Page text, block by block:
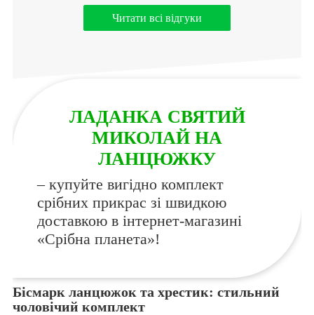
Читати всі відгуки
ЛАДАНКА СВЯТИЙ
МИКОЛАЙ НА
ЛАНЦЮЖКУ
– купуйте вигідно комплект
срібних прикрас зі швидкою
доставкою в інтернет-магазині
«Срібна планета»!
Бісмарк ланцюжок та хрестик: стильний
чоловічий комплект